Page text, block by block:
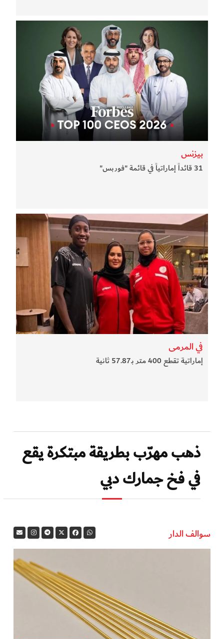
بيزنس
31 قائداً إماراتياً في قائمة "فوربس"
في المرمى
إماراتية تقطع 400 متر بـ57.87 ثانية
ذهب مهرّب بطريقة مبتكرة يقع
في فخ جمارك دبي
سوالف الدار